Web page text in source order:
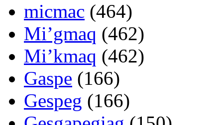
micmac (464)
Mi’gmaq (462)
Mi’kmaq (462)
Gaspe (166)
Gespeg (166)